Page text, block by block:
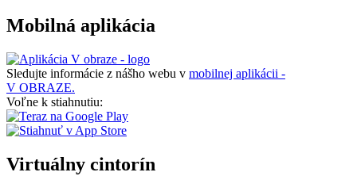
Mobilná aplikácia
Sledujte informácie z nášho webu v mobilnej aplikácii -
V OBRAZE.
Voľne k stiahnutiu:
Virtuálny cintorín